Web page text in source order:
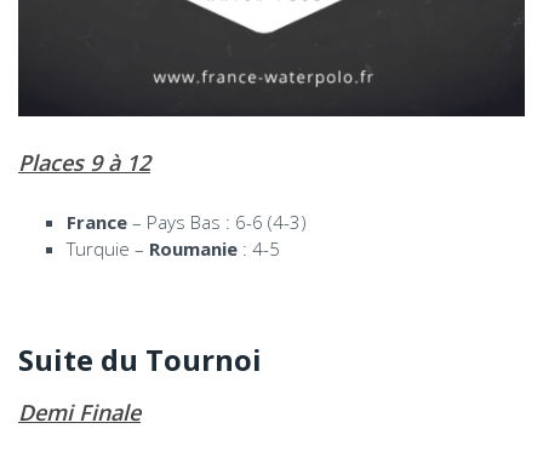
Places 9 à 12
France – Pays Bas : 6-6 (4-3)
Turquie – Roumanie : 4-5
Suite du Tournoi
Demi Finale